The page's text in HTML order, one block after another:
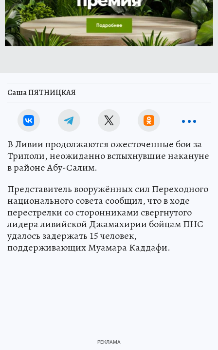
Саша ПЯТНИЦКАЯ
В Ливии продолжаются ожесточенные бои за
Триполи, неожиданно вспыхнувшие накануне
в районе Абу-Салим.
Представитель вооружённых сил Переходного
национального совета сообщил, что в ходе
перестрелки со сторонниками свергнутого
лидера ливийской Джамахирии бойцам ПНС
удалось задержать 15 человек,
поддерживающих Муамара Каддафи.